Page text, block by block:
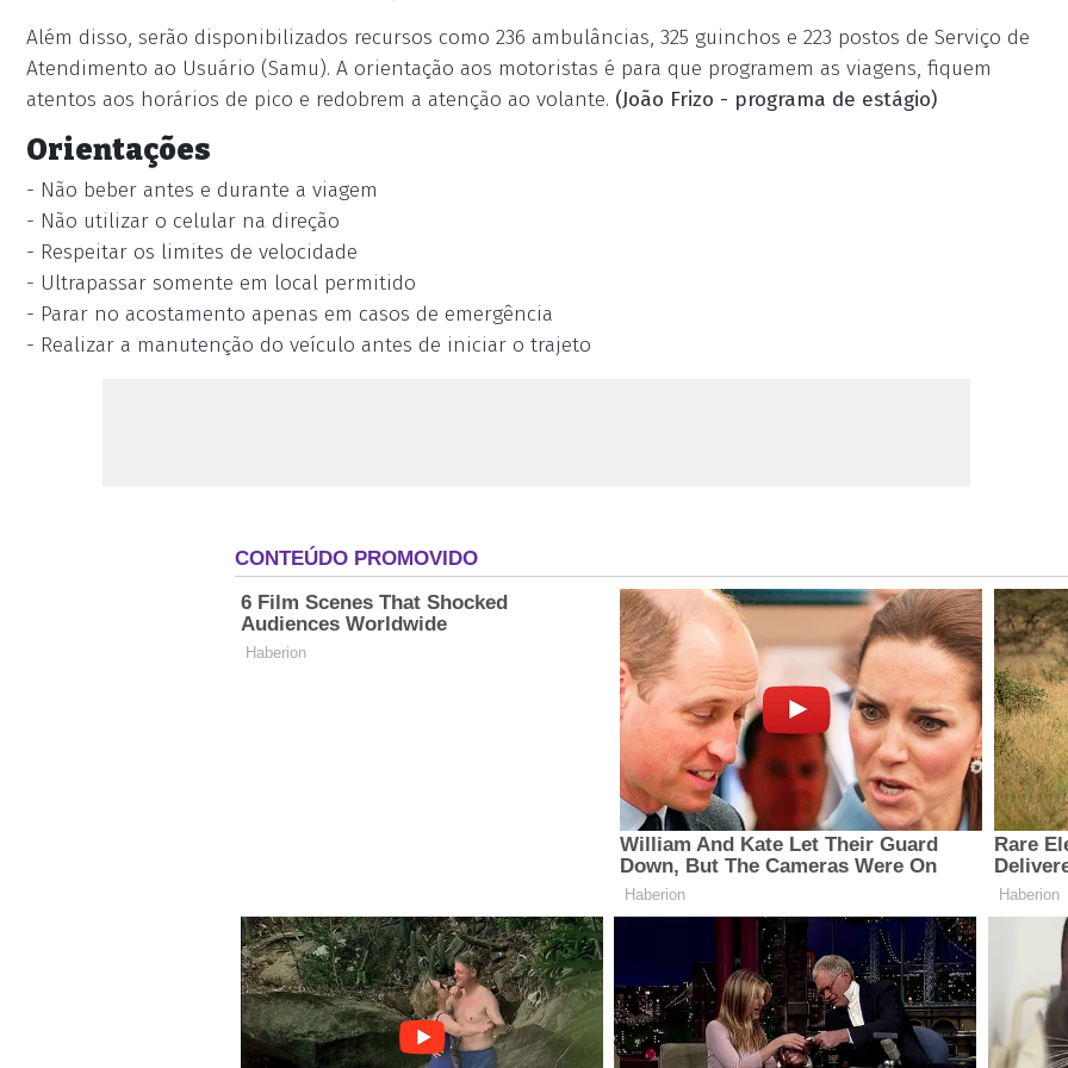
Além disso, serão disponibilizados recursos como 236 ambulâncias, 325 guinchos e 223 postos de Serviço de
Atendimento ao Usuário (Samu). A orientação aos motoristas é para que programem as viagens, fiquem
atentos aos horários de pico e redobrem a atenção ao volante. (João Frizo - programa de estágio)
Orientações
- Não beber antes e durante a viagem
- Não utilizar o celular na direção
- Respeitar os limites de velocidade
- Ultrapassar somente em local permitido
- Parar no acostamento apenas em casos de emergência
- Realizar a manutenção do veículo antes de iniciar o trajeto